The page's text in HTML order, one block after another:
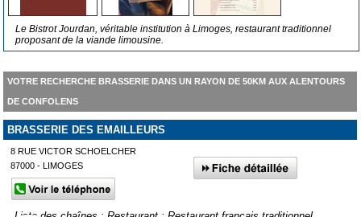
Le Bistrot Jourdan, véritable institution à Limoges, restaurant traditionnel
proposant de la viande limousine.
VOTRE RECHERCHE BRASSERIE DANS UN RAYON DE 50KM AUX ALENTOURS
DE CONFOLENS
BRASSERIE DES EMAILLEURS
8 RUE VICTOR SCHOELCHER
87000 - LIMOGES